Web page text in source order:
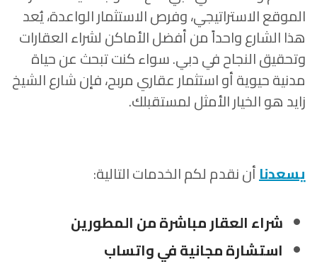
الموقع الاستراتيجي، وفرص الاستثمار الواعدة، يُعد
هذا الشارع واحداً من أفضل الأماكن لشراء العقارات
وتحقيق النجاح في دبي. سواء كنت تبحث عن حياة
مدنية حيوية أو استثمار عقاري مربح، فإن شارع الشيخ
زايد هو الخيار الأمثل لمستقبلك.
يسعدناأن نقدم لكم الخدمات التالية:
شراء العقار مباشرة من المطورين
استشارة مجانية في واتساب